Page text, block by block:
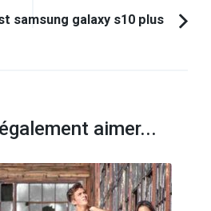
samsung galaxy s10 plus
aimer...